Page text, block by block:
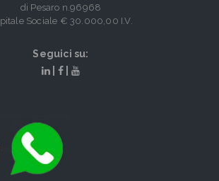
di Pesaro n.96968
Sociale € 30.000,00 I.V.
Seguici su: